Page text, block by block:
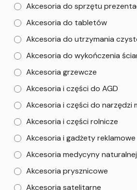
Akcesoria do sprzętu
Akcesoria do tabletów
Akcesoria do utrzymania
Akcesoria do wykończenia
Akcesoria grzewcze
Akcesoria i części do AGD
Akcesoria i części do narzędzi
Akcesoria i części rolnicze
Akcesoria i gadżety reklamowe
Akcesoria medycyny naturalnej
Akcesoria prysznicowe
Akcesoria satelitarne